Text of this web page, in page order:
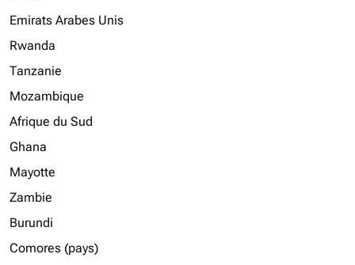
Emirats Arabes Unis
Rwanda
Tanzanie
Mozambique
Afrique du Sud
Ghana
Mayotte
Zambie
Burundi
Comores (pays)